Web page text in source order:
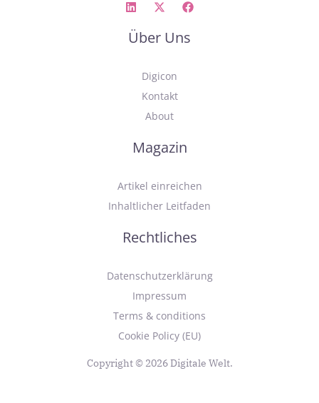
Über Uns
Digicon
Kontakt
About
Magazin
Artikel einreichen
Inhaltlicher Leitfaden
Rechtliches
Datenschutzerklärung
Impressum
Terms & conditions
Cookie Policy (EU)
Copyright © 2026 Digitale Welt.